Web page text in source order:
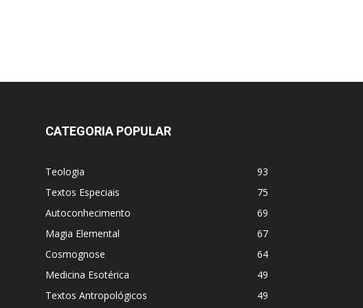
CATEGORIA POPULAR
Teologia
93
Textos Especiais
75
Autoconhecimento
69
Magia Elemental
67
Cosmognose
64
Medicina Esotérica
49
Textos Antropológicos
49